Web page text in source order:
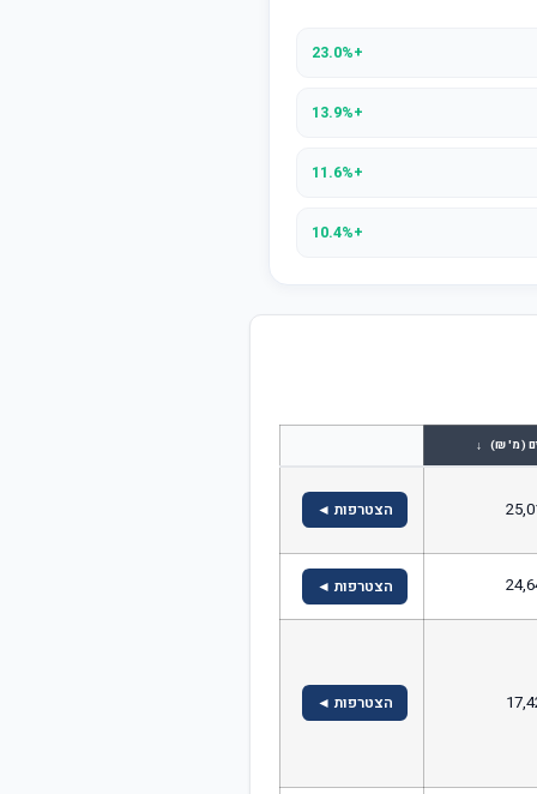
+23.0%
+13.9%
+11.6%
+10.4%
(מ' ₪) ↓
הצטרפות ◄
הצטרפות ◄
הצטרפות ◄